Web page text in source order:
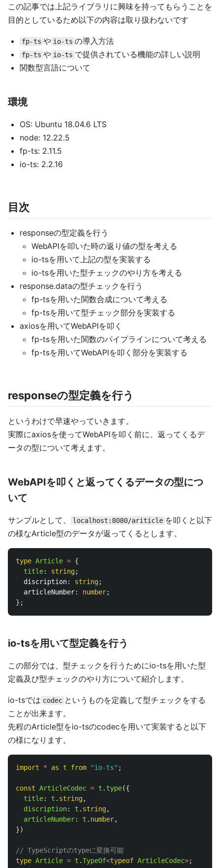
この記事では上記ライブラリに興味を持ってもらうことを
目的としているため以下の内容は取り扱わないです
fp-ts や io-ts の導入方法
fp-ts や io-ts で提供されている機能の詳しい説明
関数型言語について
環境
OS: Ubuntu 18.04.6 LTS
node: 12.22.5
fp-ts: 2.11.5
io-ts: 2.2.16
目次
responseの型定義を行う
WebAPIを叩いた時の返り値の型を考える
io-tsを用いて上記の型を実装する
io-tsを用いた型チェックのやり方を考える
response.dataの型チェックを行う
fp-tsを用いた関数合成について考える
fp-tsを用いて型チェック部分を実装する
axiosを用いてWebAPIを叩く
fp-tsを用いた関数のパイプラインについて考える
fp-tsを用いてWebAPIを叩く部分を実装する
responseの型定義を行う
というわけで早速やっていきます。
実際にaxiosを使ってWebAPIを叩く前に、返ってくるデ
ータの型について考えます。
WebAPIを叩くと返ってくるデータの型につ
いて
サンプルとして、 localhost:8080/ariticle を叩くと以下
の様なArticle型のデータが返ってくるとします。
type Article = {
title: string;
discription: string;
articleNumber: number;
};
io-tsを用いて型定義を行う
この部分では、型チェックを行うためにio-tsを用いた型
定義及び型チェックのやり方について紹介します。
io-tsでは codec というものを定義して型チェックをする
ことが出来ます。
先程のArticle型をio-tsのcodecを用いて実装すると以下
の様になります。
import * as t from "io-ts" ;
const ArticleCodec = t . type({
title: t . string,
discription: t . string,
articleNumber: t . number,
})
// TypeScriptのtypeに変換可能
type Article = t .TypeOf<typeof ArticleCodec>;